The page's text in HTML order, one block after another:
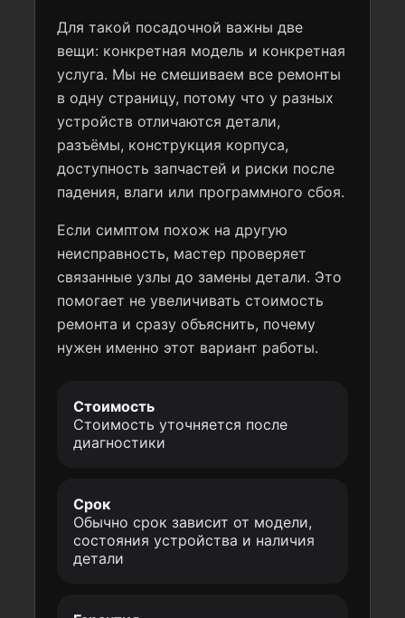
Для такой посадочной важны две
вещи: конкретная модель и конкретная
услуга. Мы не смешиваем все ремонты
в одну страницу, потому что у разных
устройств отличаются детали,
разъёмы, конструкция корпуса,
доступность запчастей и риски после
падения, влаги или программного сбоя.
Если симптом похож на другую
неисправность, мастер проверяет
связанные узлы до замены детали. Это
помогает не увеличивать стоимость
ремонта и сразу объяснить, почему
нужен именно этот вариант работы.
Стоимость
Стоимость уточняется после
диагностики
Срок
Обычно срок зависит от модели,
состояния устройства и наличия
детали